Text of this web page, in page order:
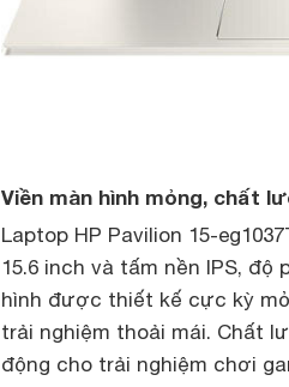
Viền màn hình mỏng, chất
Laptop HP Pavilion 15-
15.6 inch và tấm nền IPS, độ
hình được thiết kế cực kỳ
trải nghiệm thoải mái. Chất
động cho trải nghiệm chơi